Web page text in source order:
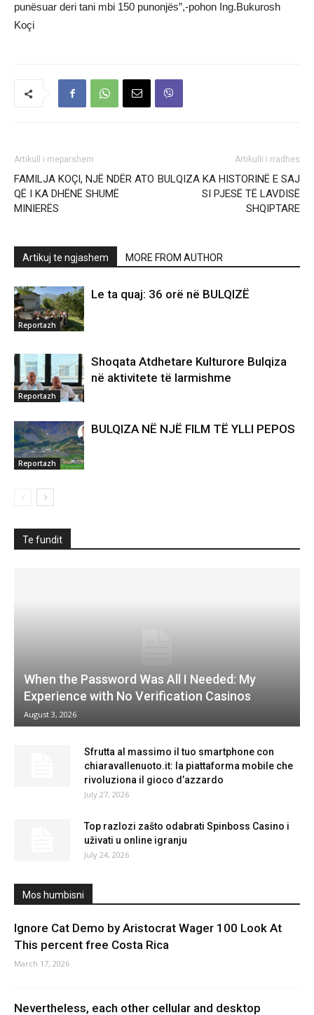
punësuar deri tani mbi 150 punonjës”,-pohon Ing.Bukurosh
Koçi
Artikull i meparshem
FAMILJA KOÇI, NJË NDËR ATO
QË I KA DHËNË SHUMË
MINIERËS
Artikulli i rradhes
BULQIZA KA HISTORINË E SAJ
SI PJESË TË LAVDISË
SHQIPTARE
Artikuj te ngjashem MORE FROM AUTHOR
Reportazh
Le ta quaj: 36 orë në BULQIZË
Reportazh
Shoqata Atdhetare Kulturore Bulqiza
në aktivitete të larmishme
Reportazh
BULQIZA NË NJË FILM TË YLLI PEPOS
Te fundit
When the Password Was All I Needed: My
Experience with No Verification Casinos
August 3, 2026
Sfrutta al massimo il tuo smartphone con
chiaravallenuoto.it: la piattaforma mobile che
rivoluziona il gioco d’azzardo
July 27, 2026
Top razlozi zašto odabrati Spinboss Casino i
uživati u online igranju
July 24, 2026
Mos humbisni
Ignore Cat Demo by Aristocrat Wager 100 Look At
This percent free Costa Rica
March 17, 2026
Nevertheless, each other cellular and desktop